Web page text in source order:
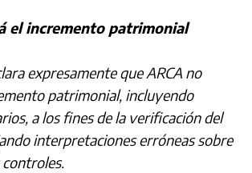
el incremento patrimonial
expresamente que ARCA no
patrimonial, incluyendo
a los fines de la verificación del
interpretaciones erróneas sobre
controles.